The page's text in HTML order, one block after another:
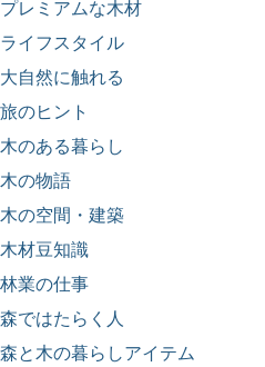
プレミアムな木材
ライフスタイル
大自然に触れる
旅のヒント
木のある暮らし
木の物語
木の空間・建築
木材豆知識
林業の仕事
森ではたらく人
森と木の暮らしアイテム